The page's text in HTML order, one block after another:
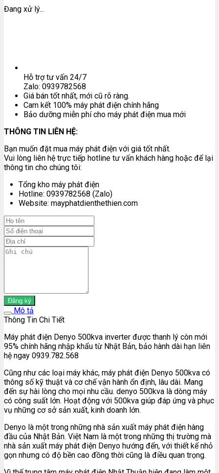
Đang xử lý...
Hỗ trợ tư vấn 24/7
Zalo: 0939782568
Giá bán tốt nhất, mới cũ rõ ràng.
Cam kết 100% máy phát điện chính hãng
Bảo dưỡng miễn phí cho máy phát điện mua mới
THÔNG TIN LIÊN HỆ:
Bạn muốn đặt mua máy phát điện với giá tốt nhất.
Vui lòng liên hệ trực tiếp hotline tư vấn khách hàng hoặc để lại
thông tin cho chúng tôi:
Tổng kho máy phát điện
Hotline: 0939782568 (Zalo)
Website: mayphatdienthethien.com
Đăng ký
Mô tả
Thông Tin Chi Tiết
Máy phát điện Denyo 500kva inverter được thanh lý còn mới
95% chính hãng nhập khẩu từ Nhật Bản, bảo hành dài hạn liên
hệ ngay 0939.782.568
Cũng như các loại máy khác, máy phát điện Denyo 500kva có
thông số kỹ thuật và cơ chế vận hành ổn định, lâu dài. Mang
đến sự hài lòng cho mọi nhu cầu. denyo 500kva là dòng máy
có công suất lớn. Hoạt động với 500kva giúp đáp ứng và phục
vụ những cơ sở sản xuất, kinh doanh lớn.
Denyo là một trong những nhà sản xuất máy phát điện hàng
đầu của Nhật Bản. Việt Nam là một trong những thị trường mà
nhà sản xuất máy phát điện Denyo hướng đến, với thiết kế nhỏ
gọn nhưng có độ bền cao đồng thời cũng là điều quan trọng.